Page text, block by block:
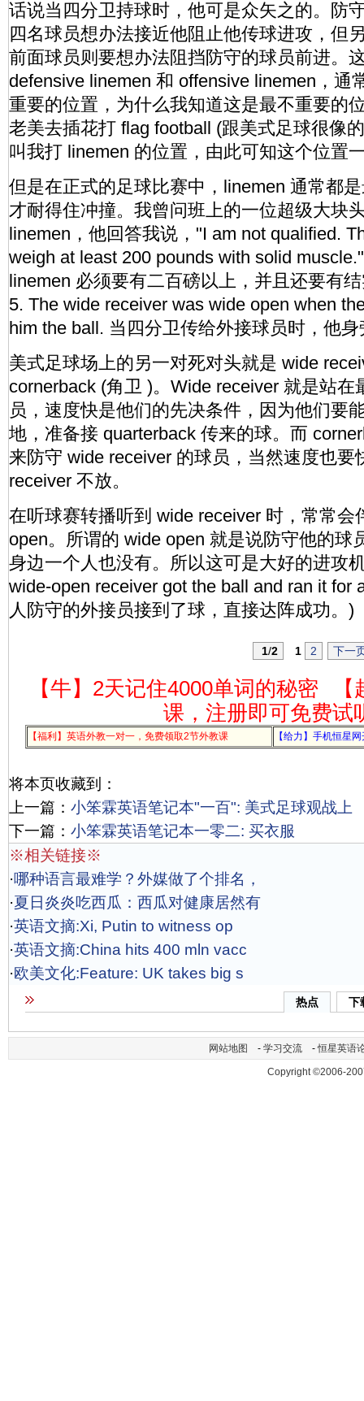
话说当四分卫持球时，他可是众矢之的。防
四名球员想办法接近他阻止他传球进攻，但
前面球员则要想办法阻挡防守的球员前进。
defensive linemen 和 offensive linemen，通
重要的位置，为什么我知道这是最不重要的
老美去插花打 flag football (跟美式足球很像
叫我打 linemen 的位置，由此可知这个位置
但是在正式的足球比赛中，linemen 通常都
才耐得住冲撞。我曾问班上的一位超级大块
linemen，他回答我说，"I am not qualified.
weigh at least 200 pounds with solid
linemen 必须要有二百磅以上，并且还要有
5. The wide receiver was wide open when
him the ball. 当四分卫传给外接球员时，他
美式足球场上的另一对死对头就是 wide
cornerback (角卫 )。Wide receiver 就是站在
员，速度快是他们的先决条件，因为他们要
地，准备接 quarterback 传来的球。而
来防守 wide receiver 的球员，当然速度也要
receiver 不放。
在听球赛转播听到 wide receiver 时，常常会
open。所谓的 wide open 就是说防守他的球
身边一个人也没有。所以这可是大好的进攻
wide-open receiver got the ball and ran it for
人防守的外接员接到了球，直接达阵成功。)
1/2 1 2 下一
【牛】2天记住4000单词的秘密
课，注册即可免费试
【福利】英语外教一对一，免费领取2节外教课 【给力】手机恒星
将本页收藏到：
上一篇： 小笨霖英语笔记本"一百": 美式足球观战上
下一篇： 小笨霖英语笔记本一零二: 买衣服
※相关链接※
·哪种语言最难学？外媒做了个排名，
·夏日炎炎吃西瓜：西瓜对健康居然有
·英语文摘:Xi, Putin to witness op
·英语文摘:China hits 400 mln vacc
·欧美文化:Feature: UK takes big s
热点 下
网站地图 - 学习交流 -恒星英语
Copyright ©2006-